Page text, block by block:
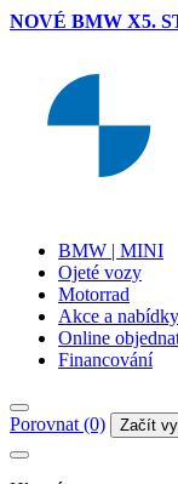
NOVÉ BMW X5.
BMW | MINI
Ojeté vozy
Motorrad
Akce a nabídky
Online
Financování
Porovnat (0) Začít